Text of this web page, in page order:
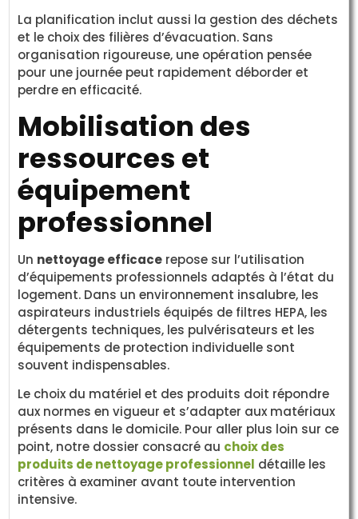
La planification inclut aussi la gestion des déchets
et le choix des filières d’évacuation. Sans
organisation rigoureuse, une opération pensée
pour une journée peut rapidement déborder et
perdre en efficacité.
Mobilisation des
ressources et
équipement
professionnel
Un nettoyage efficace repose sur l’utilisation
d’équipements professionnels adaptés à l’état du
logement. Dans un environnement insalubre, les
aspirateurs industriels équipés de filtres HEPA, les
détergents techniques, les pulvérisateurs et les
équipements de protection individuelle sont
souvent indispensables.
Le choix du matériel et des produits doit répondre
aux normes en vigueur et s’adapter aux matériaux
présents dans le domicile. Pour aller plus loin sur ce
point, notre dossier consacré au choix des
produits de nettoyage professionnel détaille les
critères à examiner avant toute intervention
intensive.